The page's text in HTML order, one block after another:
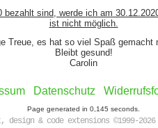
sind, werde ich am
ist nicht möglich.
Treue, es hat so viel Spaß
Bleibt gesund!
Carolin
Datenschutz
Page generated in 0,145 seconds.
design & code extensions ©1999-